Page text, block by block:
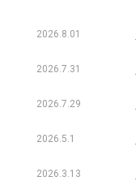
2026.8.01
2026.7.31
2026.7.29
2026.5.1
2026.3.13